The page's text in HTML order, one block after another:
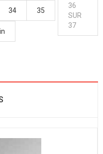
34 35
36
SUR
37